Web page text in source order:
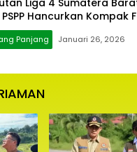
Hancurkan Kompak
Panjang Januari 26, 2026